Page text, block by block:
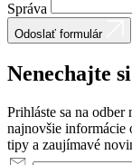
Správa
Odoslať formulár
Nenechajte si
Prihláste sa na
najnovšie informácie
tipy a zaujímavé